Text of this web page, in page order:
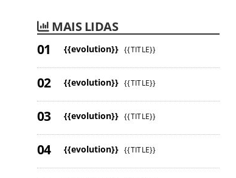
MAIS LIDAS
{{evolution}} {{TITLE}}
{{evolution}} {{TITLE}}
{{evolution}} {{TITLE}}
{{evolution}} {{TITLE}}